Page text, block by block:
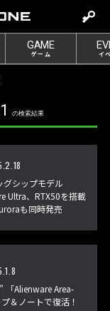
e
n
GAME
ゲーム イ
の検索結果
シップモデル
Ultra、RTX50を搭載
も同時発売
「Alienware Area-
＆ノートで復活！